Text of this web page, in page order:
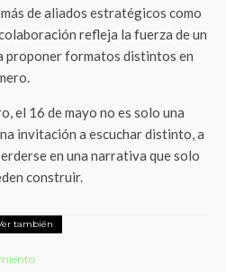
de aliados estratégicos como
refleja la fuerza de un
proponer formatos distintos en
el 16 de mayo no es solo una
invitación a escuchar distinto, a
en una narrativa que solo
construir.
también